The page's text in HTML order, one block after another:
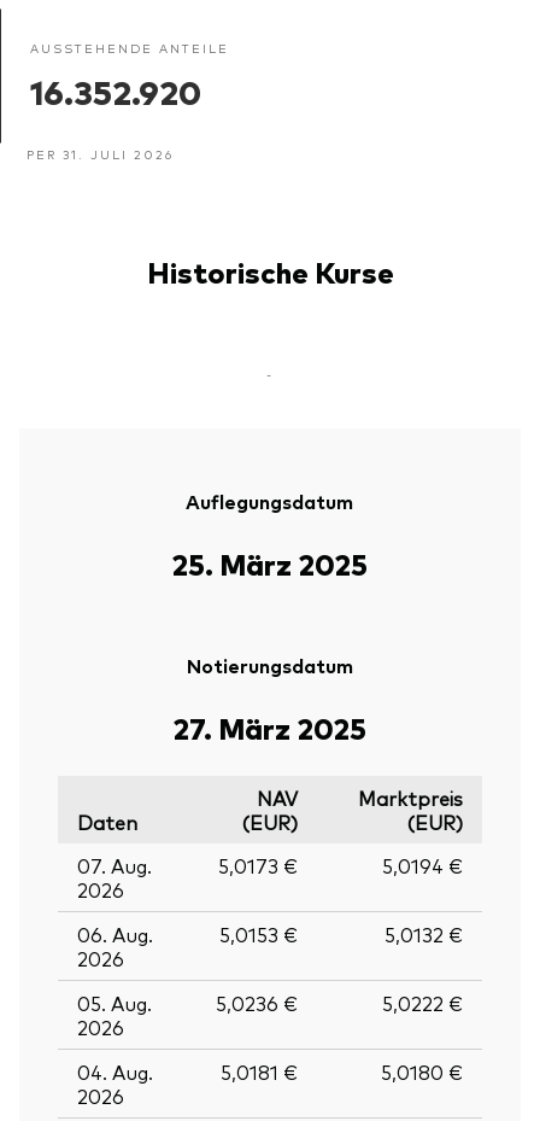
Zurück
AUSSTEHENDE ANTEILE
16.352.920
PER 31. JULI 2026
Historische Kurse
-
Auflegungsdatum
25. März 2025
Notierungsdatum
27. März 2025
Daten
NAV
(EUR)
Marktpreis
(EUR)
07. Aug.
2026
5,0173 € 5,0194 €
06. Aug.
2026
5,0153 € 5,0132 €
05. Aug.
2026
5,0236 € 5,0222 €
04. Aug.
2026
5,0181 € 5,0180 €